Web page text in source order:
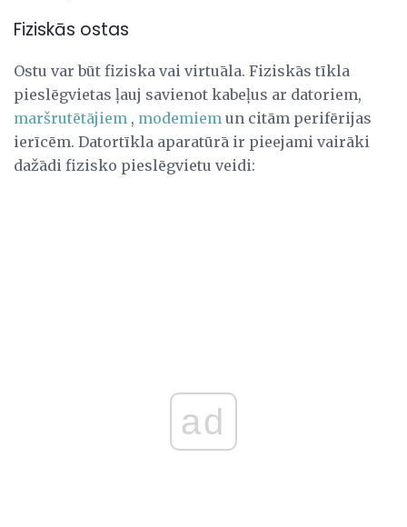
Fiziskās ostas
Ostu var būt fiziska vai virtuāla. Fiziskās tīkla
pieslēgvietas ļauj savienot kabeļus ar datoriem,
maršrutētājiem , modemiem un citām perifērijas
ierīcēm. Datortīkla aparatūrā ir pieejami vairāki
dažādi fizisko pieslēgvietu veidi:
ad